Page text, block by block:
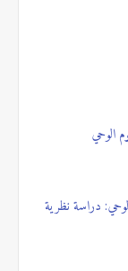
الوحي
دراسة نظرية